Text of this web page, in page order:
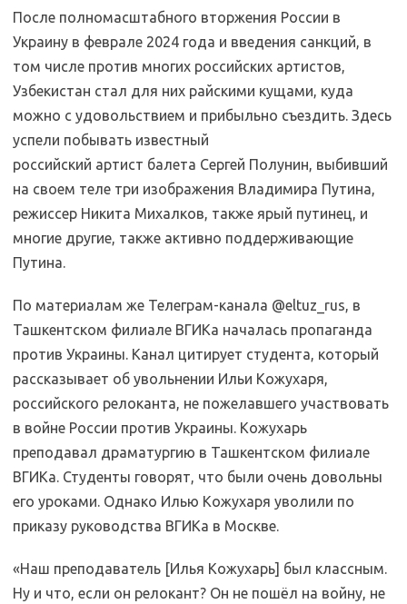
После полномасштабного вторжения России в
Украину в феврале 2024 года и введения санкций, в
том числе против многих российских артистов,
Узбекистан стал для них райскими кущами, куда
можно с удовольствием и прибыльно съездить. Здесь
успели побывать известный
российский артист балета Сергей Полунин, выбивший
на своем теле три изображения Владимира Путина,
режиссер Никита Михалков, также ярый путинец, и
многие другие, также активно поддерживающие
Путина.
По материалам же Телеграм-канала @eltuz_rus, в
Ташкентском филиале ВГИКа началась пропаганда
против Украины. Канал цитирует студента, который
рассказывает об увольнении Ильи Кожухаря,
российского релоканта, не пожелавшего участвовать
в войне России против Украины. Кожухарь
преподавал драматургию в Ташкентском филиале
ВГИКа. Студенты говорят, что были очень довольны
его уроками. Однако Илью Кожухаря уволили по
приказу руководства ВГИКа в Москве.
«Наш преподаватель [Илья Кожухарь] был классным.
Ну и что, если он релокант? Он не пошёл на войну, не